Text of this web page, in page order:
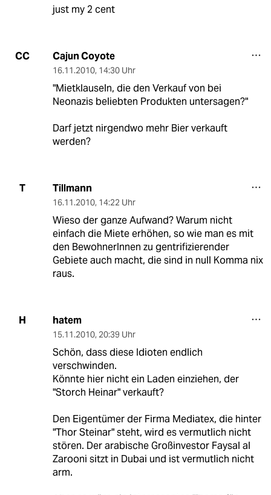
just my 2 cent
CC Cajun Coyote
16.11.2010, 14:30 Uhr
"Mietklauseln, die den Verkauf von bei
Neonazis beliebten Produkten untersagen?"
Darf jetzt nirgendwo mehr Bier verkauft
werden?
T Tillmann
16.11.2010, 14:22 Uhr
Wieso der ganze Aufwand? Warum nicht
einfach die Miete erhöhen, so wie man es mit
den BewohnerInnen zu gentrifizierender
Gebiete auch macht, die sind in null Komma nix
raus.
H hatem
15.11.2010, 20:39 Uhr
Schön, dass diese Idioten endlich
verschwinden.
Könnte hier nicht ein Laden einziehen, der
"Storch Heinar" verkauft?
Den Eigentümer der Firma Mediatex, die hinter
"Thor Steinar" steht, wird es vermutlich nicht
stören. Der arabische Großinvestor Faysal al
Zarooni sitzt in Dubai und ist vermutlich nicht
arm.